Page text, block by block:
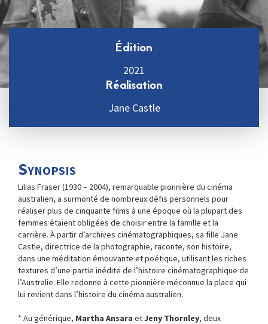
Édition
2021
Réalisation
Jane Castle
Synopsis
Lilias Fraser (1930 – 2004), remarquable pionnière du cinéma
australien, a surmonté de nombreux défis personnels pour
réaliser plus de cinquante films à une époque où la plupart des
femmes étaient obligées de choisir entre la famille et la
carrière. À partir d’archives cinématographiques, sa fille Jane
Castle, directrice de la photographie, raconte, son histoire,
dans une méditation émouvante et poétique, utilisant les riches
textures d’une partie inédite de l’histoire cinématographique de
l’Australie. Elle redonne à cette pionnière méconnue la place qui
lui revient dans l’histoire du cinéma australien.
* Au générique, Martha Ansara etJeny Thornley, deux